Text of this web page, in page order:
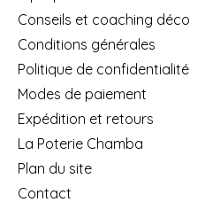
Conseils et coaching déco
Conditions générales
Politique de confidentialité
Modes de paiement
Expédition et retours
La Poterie Chamba
Plan du site
Contact